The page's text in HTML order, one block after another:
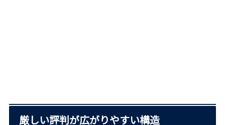
厳しい評判が広がりやすい構造